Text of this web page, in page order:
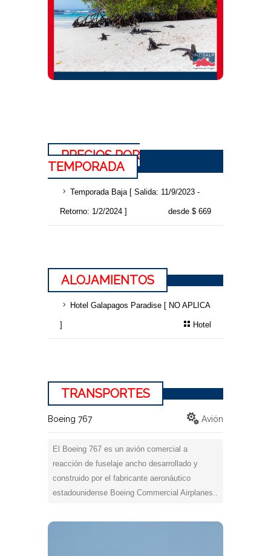
PRECIOS POR
TEMPORADA
Temporada Baja [ Salida: 11/9/2023 -
Retorno: 1/2/2024 ] desde $ 669
ALOJAMIENTOS
Hotel Galapagos Paradise [ NO APLICA
] Hotel
TRANSPORTES
Boeing 767 Avión
El Boeing 767 es un avión comercial a
reacción de fuselaje ancho desarrollado y
construido por el fabricante aeronáutico
estadounidense Boeing Commercial Airplanes..